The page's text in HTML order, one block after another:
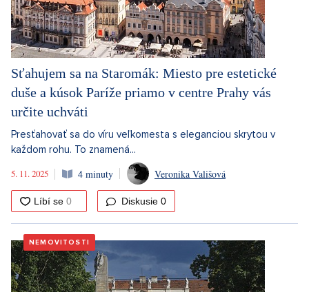
Sťahujem sa na Staromák: Miesto pre estetické
duše a kúsok Paríže priamo v centre Prahy vás
určite uchváti
Presťahovať sa do víru veľkomesta s eleganciou skrytou v
každom rohu. To znamená...
5. 11. 2025
4 minuty Veronika Vališová
Diskusie 0
NEMOVITOSTI